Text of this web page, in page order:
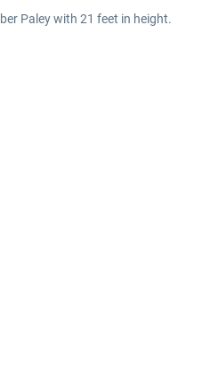
Paley with 21 feet in height.